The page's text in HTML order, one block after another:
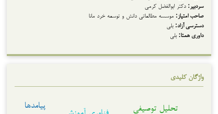
سردبیر: دکتر ابوالفضل کرمی
صاحب امتیاز: موسسه مطالعاتی دانش و توسعه خرد مانا
دسترسی آزاد: بلی
داوری همتا: بلی
واژگان کلیدی
تحلیل توصیفی پیامدها